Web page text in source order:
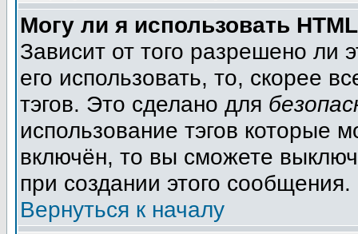
Могу ли я использовать
Зависит от того разрешено ли
его использовать, то, скорее
тэгов. Это сделано для
использование тэгов которые
включён, то вы сможете
при создании этого сообщения.
Вернуться к началу